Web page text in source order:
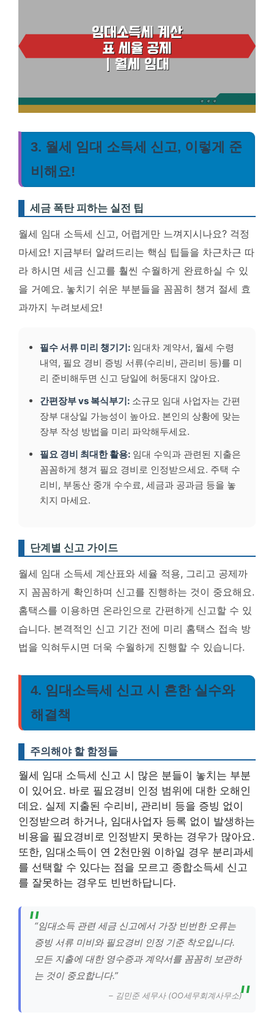
3. 월세 임대 소득세 신고, 이렇게 준
비해요!
세금 폭탄 피하는 실전 팁
월세 임대 소득세 신고, 어렵게만 느껴지시나요? 걱정
마세요! 지금부터 알려드리는 핵심 팁들을 차근차근 따
라 하시면 세금 신고를 훨씬 수월하게 완료하실 수 있
을 거예요. 놓치기 쉬운 부분들을 꼼꼼히 챙겨 절세 효
과까지 누려보세요!
필수 서류 미리 챙기기: 임대차 계약서, 월세 수령
내역, 필요 경비 증빙 서류(수리비, 관리비 등)를 미
리 준비해두면 신고 당일에 허둥대지 않아요.
간편장부 vs 복식부기: 소규모 임대 사업자는 간편
장부 대상일 가능성이 높아요. 본인의 상황에 맞는
장부 작성 방법을 미리 파악해두세요.
필요 경비 최대한 활용: 임대 수익과 관련된 지출은
꼼꼼하게 챙겨 필요 경비로 인정받으세요. 주택 수
리비, 부동산 중개 수수료, 세금과 공과금 등을 놓
치지 마세요.
단계별 신고 가이드
월세 임대 소득세 계산표와 세율 적용, 그리고 공제까
지 꼼꼼하게 확인하며 신고를 진행하는 것이 중요해요.
홈택스를 이용하면 온라인으로 간편하게 신고할 수 있
습니다. 본격적인 신고 기간 전에 미리 홈택스 접속 방
법을 익혀두시면 더욱 수월하게 진행할 수 있습니다.
4. 임대소득세 신고 시 흔한 실수와
해결책
주의해야 할 함정들
월세 임대 소득세 신고 시 많은 분들이 놓치는 부분
이 있어요. 바로 필요경비 인정 범위에 대한 오해인
데요. 실제 지출된 수리비, 관리비 등을 증빙 없이
인정받으려 하거나, 임대사업자 등록 없이 발생하는
비용을 필요경비로 인정받지 못하는 경우가 많아요.
또한, 임대소득이 연 2천만원 이하일 경우 분리과세
를 선택할 수 있다는 점을 모르고 종합소득세 신고
를 잘못하는 경우도 빈번하답니다.
“임대소득 관련 세금 신고에서 가장 빈번한 오류는
증빙 서류 미비와 필요경비 인정 기준 착오입니다.
모든 지출에 대한 영수증과 계약서를 꼼꼼히 보관하
는 것이 중요합니다.”
– 김민준 세무사 (OO세무회계사무소)